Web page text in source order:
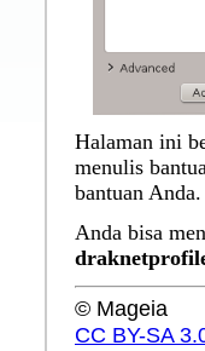
Halaman ini
menulis
bantuan Anda.
Anda bisa
© Mageia
CC BY-SA